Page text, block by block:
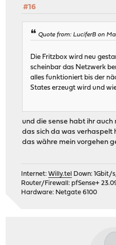
#16
Quote from: LuciferB on
Die Fritzbox wird neu
scheinbar das Netzwerk
alles funktioniert bis der
States erzeugt wird und
und die sense habt ihr
das sich da was verhaspelt
das währe mein vorgehen
Internet:Willy.tel
Down: 1Gbit/
Router/Firewall: pfSense+
Hardware: Netgate 6100